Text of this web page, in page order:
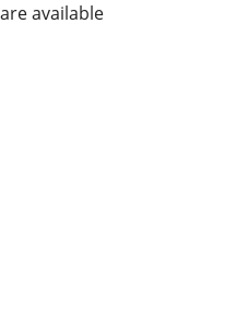
available